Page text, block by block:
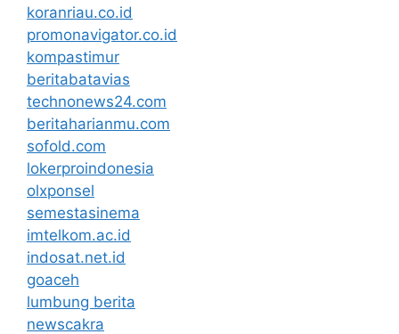
koranriau.co.id
promonavigator.co.id
kompastimur
beritabatavias
technonews24.com
beritaharianmu.com
sofold.com
lokerproindonesia
olxponsel
semestasinema
imtelkom.ac.id
indosat.net.id
goaceh
lumbung berita
newscakra